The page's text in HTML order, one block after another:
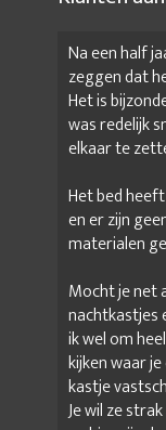
Na een half
zeggen dat
Het is
was redelijk
elkaar te
Het bed
en er zijn
materialen
Mocht je net
nachtkastjes
ik wel om
kijken waar
kastje
Je wil ze